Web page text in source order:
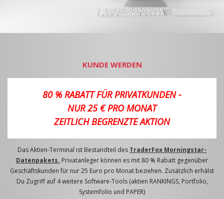
KUNDE WERDEN
80 % RABATT FÜR PRIVATKUNDEN -
NUR 25 € PRO MONAT
ZEITLICH BEGRENZTE AKTION
Das Aktien-Terminal ist Bestandteil des TraderFox Morningstar-
Datenpakets. Privatanleger können es mit 80 % Rabatt gegenüber
Geschäftskunden für nur 25 Euro pro Monat beziehen. Zusätzlich erhälst
Du Zugriff auf 4 weitere Software-Tools (aktien RANKINGS, Portfolio,
Systemfolio und PAPER)